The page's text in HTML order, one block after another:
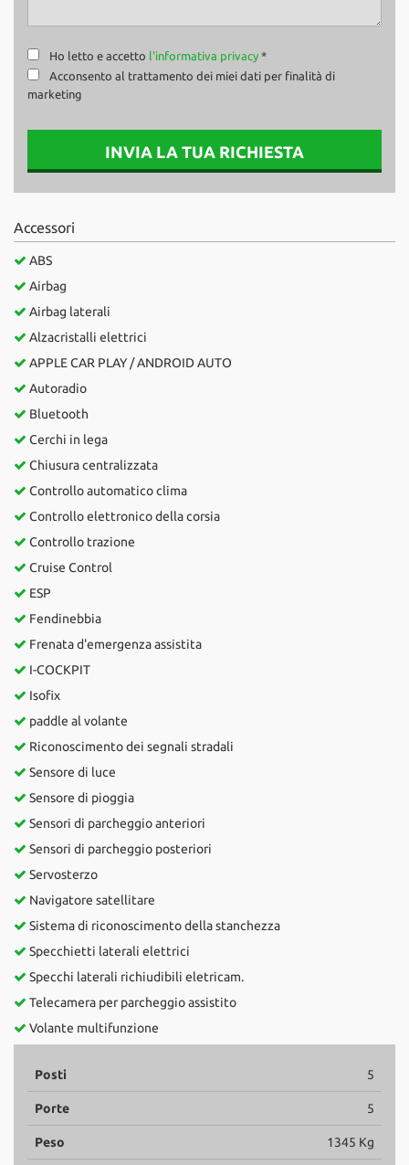
Ho letto e accetto l'informativa privacy *
Acconsento al trattamento dei miei dati per finalità di
marketing
INVIA LA TUA RICHIESTA
Accessori
ABS
Airbag
Airbag laterali
Alzacristalli elettrici
APPLE CAR PLAY / ANDROID AUTO
Autoradio
Bluetooth
Cerchi in lega
Chiusura centralizzata
Controllo automatico clima
Controllo elettronico della corsia
Controllo trazione
Cruise Control
ESP
Fendinebbia
Frenata d'emergenza assistita
I-COCKPIT
Isofix
paddle al volante
Riconoscimento dei segnali stradali
Sensore di luce
Sensore di pioggia
Sensori di parcheggio anteriori
Sensori di parcheggio posteriori
Servosterzo
Navigatore satellitare
Sistema di riconoscimento della stanchezza
Specchietti laterali elettrici
Specchi laterali richiudibili eletricam.
Telecamera per parcheggio assistito
Volante multifunzione
Posti 5
Porte 5
Peso 1345 Kg